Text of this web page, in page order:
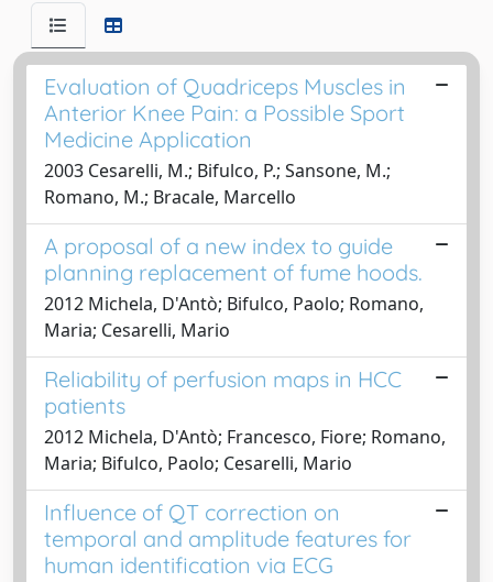
Evaluation of Quadriceps Muscles in
Anterior Knee Pain: a Possible Sport
Medicine Application
2003 Cesarelli, M.; Bifulco, P.; Sansone, M.;
Romano, M.; Bracale, Marcello
A proposal of a new index to guide
planning replacement of fume hoods.
2012 Michela, D'Antò; Bifulco, Paolo; Romano,
Maria; Cesarelli, Mario
Reliability of perfusion maps in HCC
patients
2012 Michela, D'Antò; Francesco, Fiore; Romano,
Maria; Bifulco, Paolo; Cesarelli, Mario
Influence of QT correction on
temporal and amplitude features for
human identification via ECG